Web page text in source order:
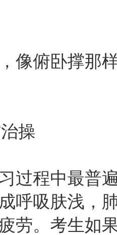
俯卧撑那样
操
程中最普遍
呼吸肤浅，
劳。考生如